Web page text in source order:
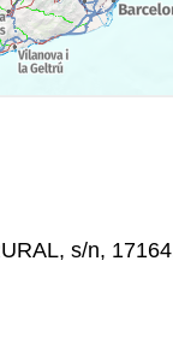
s/n,